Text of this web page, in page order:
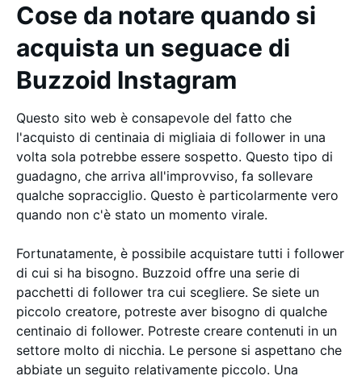
Cose da notare quando si
acquista un seguace di
Buzzoid Instagram
Questo sito web è consapevole del fatto che
l'acquisto di centinaia di migliaia di follower in una
volta sola potrebbe essere sospetto. Questo tipo di
guadagno, che arriva all'improvviso, fa sollevare
qualche sopracciglio. Questo è particolarmente vero
quando non c'è stato un momento virale.
Fortunatamente, è possibile acquistare tutti i follower
di cui si ha bisogno. Buzzoid offre una serie di
pacchetti di follower tra cui scegliere. Se siete un
piccolo creatore, potreste aver bisogno di qualche
centinaio di follower. Potreste creare contenuti in un
settore molto di nicchia. Le persone si aspettano che
abbiate un seguito relativamente piccolo. Una